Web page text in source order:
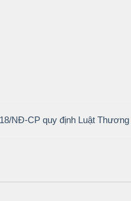
NĐ-CP quy định Luật